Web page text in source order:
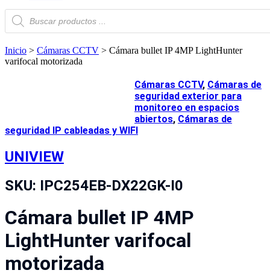
Products
search
Inicio > Cámaras CCTV > Cámara bullet IP 4MP LightHunter
varifocal motorizada
Cámaras CCTV, Cámaras de
seguridad exterior para
monitoreo en espacios
abiertos, Cámaras de
seguridad IP cableadas y WIFI
UNIVIEW
SKU: IPC254EB-DX22GK-I0
Cámara bullet IP 4MP
LightHunter varifocal
motorizada